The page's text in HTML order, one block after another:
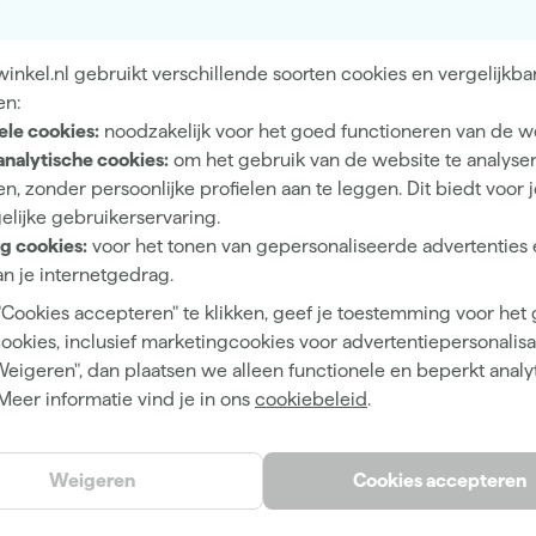
gebruikt verschillende soorten cookies en
cookies: noodzakelijk voor het goed functioneren van de
cookies: om het gebruik van de website te
zonder persoonlijke profielen aan te leggen. Dit biedt voor
gebruikerservaring.
cookies: voor het tonen van gepersonaliseerde advertenties
je internetgedrag.
accepteren" te klikken, geef je toestemming voor het
inclusief marketingcookies voor
dan plaatsen we alleen functionele en beperkt
informatie vind je in ons cookiebeleid.
Cookies accepteren
Weigeren
Dekkend
4 h
12 m²/l
Kwast, Viltroller
Paars